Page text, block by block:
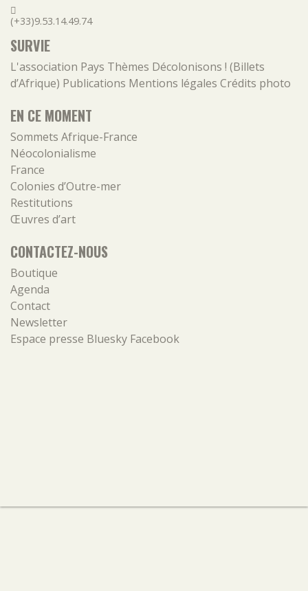
(+33)9.53.14.49.74
SURVIE
L'association Pays Thèmes Décolonisons ! (Billets
d’Afrique) Publications Mentions légales Crédits photo
EN CE MOMENT
Sommets Afrique-France
Néocolonialisme
France
Colonies d’Outre-mer
Restitutions
Œuvres d’art
CONTACTEZ-NOUS
Boutique
Agenda
Contact
Newsletter
Espace presse Bluesky Facebook